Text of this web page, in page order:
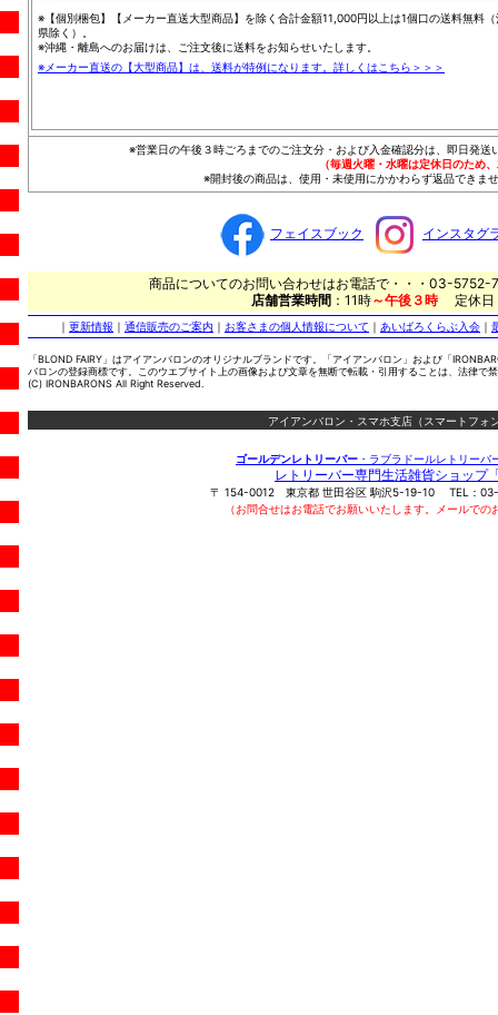
※【個別梱包】【メーカー直送大型商品】を除く合計金額11,000円以上は1個口の送料無料（
県除く）。
※沖縄・離島へのお届けは、ご注文後に送料をお知らせいたします。
※メーカー直送の【大型商品】は、送料が特例になります。詳しくはこちら＞＞＞
※営業日の午後３時ごろまでのご注文分・および入金確認分は、即日発
（毎週火曜・水曜は定休日のため
※開封後の商品は、使用・未使用にかかわらず返品できま
フェイスブック インスタグ
商品についてのお問い合わせはお電話で・・・03-5752-
店舗営業時間 ：11時～午後３時 定休
｜ 更新情報 ｜ 通信販売のご案内 ｜ お客さまの個人情報について ｜ あいばろくらぶ入会 ｜
「BLOND FAIRY」はアイアンバロンのオリジナルブランドです。「アイアンバロン」および「
バロンの登録商標です。このウエブサイト上の画像および文章を無断で転載・引用することは、法律で
(C) IRONBARONS All Right Reserved.
アイアンバロン・スマホ支店（スマートフォ
ゴールデンレトリーバー ・ラブラドールレトリー
レトリーバー専門生活雑貨ショップ
〒 154-0012 東京都 世田谷区 駒沢5-19-10 TEL：
（お問合せはお電話でお願いいたします。メールで